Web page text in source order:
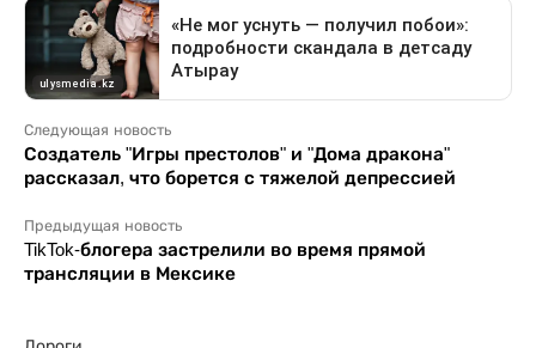
Следующая новость
Создатель "Игры престолов" и "Дома дракона"
рассказал, что борется с тяжелой депрессией
Предыдущая новость
TikTok-блогера застрелили во время прямой
трансляции в Мексике